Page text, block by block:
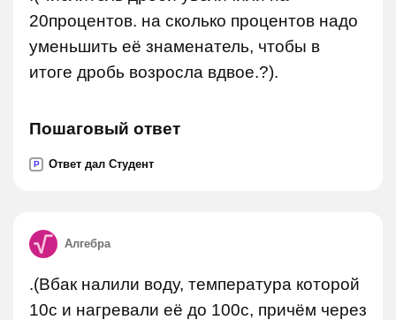
20процентов. на сколько процентов надо
уменьшить её знаменатель, чтобы в
итоге дробь возросла вдвое.?).
Пошаговый ответ
P Ответ дал Студент
Алгебра
.(Вбак налили воду, температура которой
10с и нагревали её до 100с, причём через